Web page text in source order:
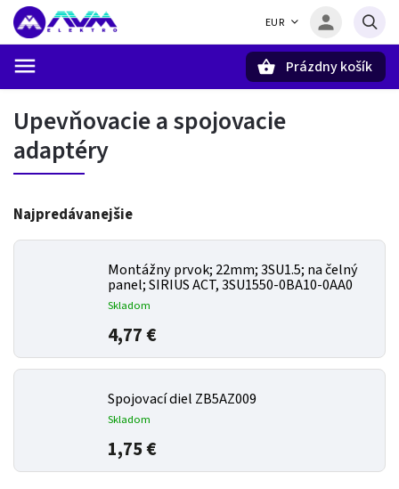
EUR
Prázdny košík
Upevňovacie a spojovacie
adaptéry
Najpredávanejšie
Montážny prvok; 22mm; 3SU1.5; na čelný
panel; SIRIUS ACT, 3SU1550-0BA10-0AA0
Skladom
4,77 €
Spojovací diel ZB5AZ009
Skladom
1,75 €